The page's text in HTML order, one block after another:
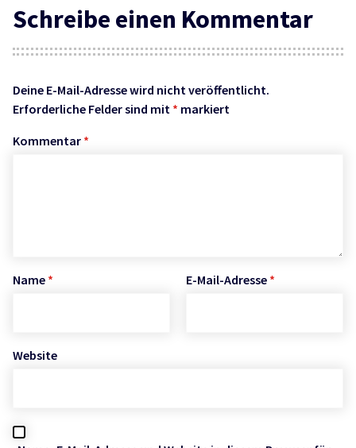
Schreibe einen Kommentar
Deine E-Mail-Adresse wird nicht veröffentlicht.
Erforderliche Felder sind mit * markiert
Kommentar *
Name * E-Mail-Adresse *
Website